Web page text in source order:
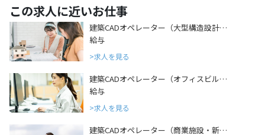
この求人に近いお仕事
建築CADオペレーター（大型構造設計…
給与
求人を見る
建築CADオペレーター（オフィスビル…
給与
求人を見る
建築CADオペレーター（商業施設・新…